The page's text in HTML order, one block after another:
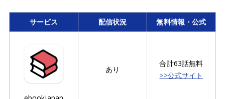
サービス 配信状況 無料情報・公式
あり
合計63話無料
>>公式サイト